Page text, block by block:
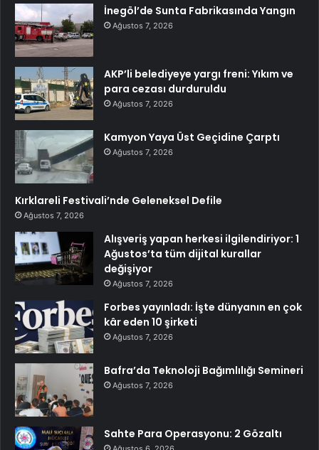
İnegöl’de Sunta Fabrikasında Yangın
Ağustos 7, 2026
AKP’li belediyeye yargı freni: Yıkım ve
para cezası durduruldu
Ağustos 7, 2026
Kamyon Yaya Üst Geçidine Çarptı
Ağustos 7, 2026
Kırklareli Festivali’nde Geleneksel Defile
Ağustos 7, 2026
Alışveriş yapan herkesi ilgilendiriyor: 1
Ağustos’ta tüm dijital kurallar
değişiyor
Ağustos 7, 2026
Forbes yayınladı: İşte dünyanın en çok
kâr eden 10 şirketi
Ağustos 7, 2026
Bafra’da Teknoloji Bağımlılığı Semineri
Ağustos 7, 2026
Sahte Para Operasyonu: 2 Gözaltı